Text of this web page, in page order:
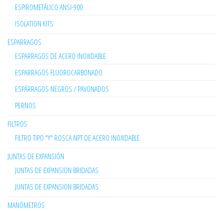
ESPIROMETÁLICO ANSI-900
ISOLATION KITS
ESPARRAGOS
ESPARRAGOS DE ACERO INOXIDABLE
ESPARRAGOS FLUOROCARBONADO
ESPÁRRAGOS NEGROS / PAVONADOS
PERNOS
FILTROS
FILTRO TIPO "Y" ROSCA NPT DE ACERO INOXIDABLE
JUNTAS DE EXPANSIÓN
JUNTAS DE EXPANSION BRIDADAS
JUNTAS DE EXPANSION BRIDADAS
MANÓMETROS